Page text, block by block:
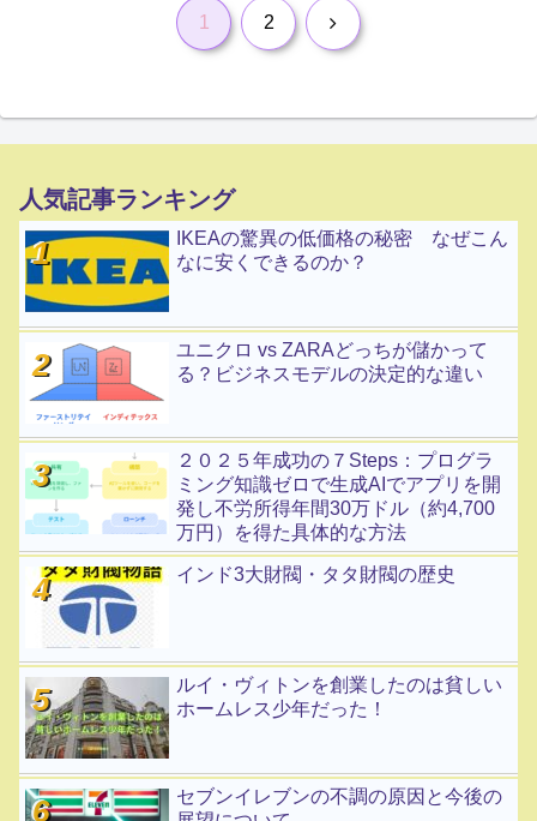
1 2 次
人気記事ランキング
IKEAの驚異の低価格の秘密 なぜこん
なに安くできるのか？
ユニクロ vs ZARAどっちが儲かって
る？ビジネスモデルの決定的な違い
２０２５年成功の７Steps：プログラ
ミング知識ゼロで生成AIでアプリを開
発し不労所得年間30万ドル（約4,700
万円）を得た具体的な方法
インド3大財閥・タタ財閥の歴史
ルイ・ヴィトンを創業したのは貧しい
ホームレス少年だった！
セブンイレブンの不調の原因と今後の